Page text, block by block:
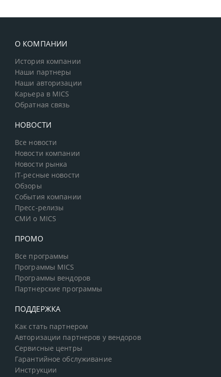
О КОМПАНИИ
История компании
Наши партнеры
Наши авторизации
Карьера в MICS
Обратная связь
НОВОСТИ
Все новости
Новости компании
Новости рынка
IT-ресные новости
Обзоры
События компании
Пресс-релизы
СМИ о MICS
ПРОМО
Все программы
Программы MICS
Программы вендоров
Партнерские программы
ПОДДЕРЖКА
Как стать партнером
Авторизации партнеров у вендоров
Сервисные центры
Гарантийное обслуживание
Инструкции